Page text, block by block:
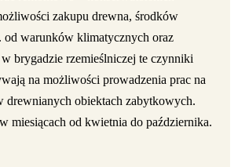
zakupu drewna, środków
od warunków klimatycznych oraz
w brygadzie rzemieślniczej te czynniki
na możliwości prowadzenia prac na
drewnianych obiektach zabytkowych.
miesiącach od kwietnia do października.